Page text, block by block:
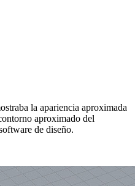
la apariencia aproximada
aproximado del
de diseño.